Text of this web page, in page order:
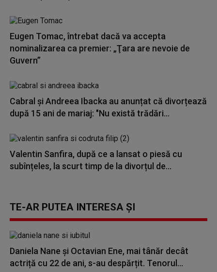
Eugen Tomac, întrebat dacă va accepta
nominalizarea ca premier: „Ţara are nevoie de
Guvern”
Cabral și Andreea Ibacka au anunțat că divorțează
după 15 ani de mariaj: "Nu există trădări...
Valentin Sanfira, după ce a lansat o piesă cu
subînțeles, la scurt timp de la divorțul de...
TE-AR PUTEA INTERESA ȘI
Daniela Nane și Octavian Ene, mai tânăr decât
actriță cu 22 de ani, s-au despărțit. Tenorul...